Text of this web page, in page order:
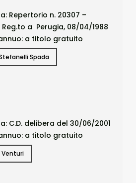
Repertorio n. 20307 –
Reg.to a Perugia, 08/04/1988
a titolo gratuito
Spada
C.D. delibera del 30/06/2001
a titolo gratuito